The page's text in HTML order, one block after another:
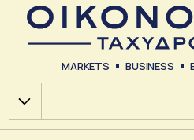
MARKETS BUSINESS
Χ.Α.